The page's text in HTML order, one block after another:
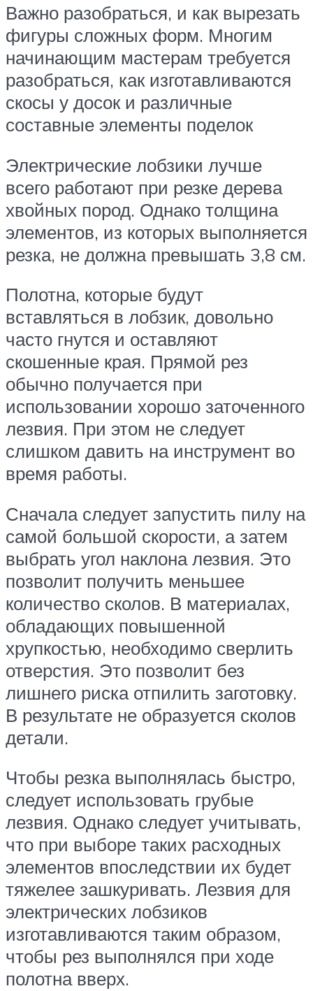
Важно разобраться, и как вырезать
фигуры сложных форм. Многим
начинающим мастерам требуется
разобраться, как изготавливаются
скосы у досок и различные
составные элементы поделок
Электрические лобзики лучше
всего работают при резке дерева
хвойных пород. Однако толщина
элементов, из которых выполняется
резка, не должна превышать 3,8 см.
Полотна, которые будут
вставляться в лобзик, довольно
часто гнутся и оставляют
скошенные края. Прямой рез
обычно получается при
использовании хорошо заточенного
лезвия. При этом не следует
слишком давить на инструмент во
время работы.
Сначала следует запустить пилу на
самой большой скорости, а затем
выбрать угол наклона лезвия. Это
позволит получить меньшее
количество сколов. В материалах,
обладающих повышенной
хрупкостью, необходимо сверлить
отверстия. Это позволит без
лишнего риска отпилить заготовку.
В результате не образуется сколов
детали.
Чтобы резка выполнялась быстро,
следует использовать грубые
лезвия. Однако следует учитывать,
что при выборе таких расходных
элементов впоследствии их будет
тяжелее зашкуривать. Лезвия для
электрических лобзиков
изготавливаются таким образом,
чтобы рез выполнялся при ходе
полотна вверх.